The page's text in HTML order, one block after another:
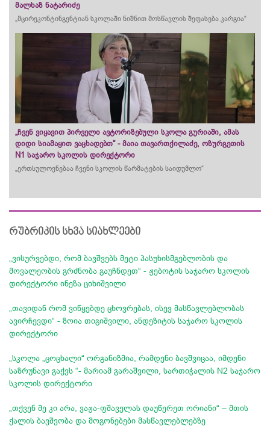
მალხაზ ნატარიძე
„მცირეკონტინგენტიან სკოლაში ნიშნით მოსწავლის შეფასება კარგია“
„ჩვენ ვიყავით პირველი ავტორიზებული სკოლა გურიაში, ამას
დიდი სიამაყით ვაცხადებთ“ - მაია თავართქილაძე, ოზურგეთის
N1 საჯარო სკოლის დირექტორი
„ერთსულოვნებაა ჩვენი სკოლის წარმატების საიდუმლო“
რუბრიკის სხვა სიახლეები
„ვისურვებდი, რომ ბავშვებს მეტი პასუხისმგებლობის და
მოვალეობის გრძნობა გაუჩნდეთ“ - ჟებოტის საჯარო სკოლის
დირექტორი ინეზა ციხიშვილი
„თავიდან რომ ვიწყებდე ცხოვრებას, ისევ მასწავლებლობას
ავირჩევდი“ - ზოია თიგიშვილი, ანდეზიტის საჯარო სკოლის
დირექტორი
„სკოლა „ცოცხალი“ ორგანიზმია, რამდენი ბავშვიცაა, იმდენი
საზრუნავი გაქვს “- მარიამ გარაშვილი, სართიჭალის N2 საჯარო
სკოლის დირექტორი
„თქვენ მე კი არა, ვაჟა-ფშაველას დაუწერეთ ორიანი“ – მთის
ქალის ბავშვობა და მოგონებები მასწავლებლებზე